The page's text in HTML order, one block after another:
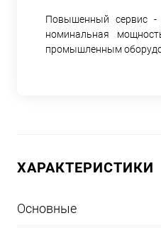
Повышенный сервис -
номинальная
промышленным
ХАРАКТЕРИСТИКИ
Основные